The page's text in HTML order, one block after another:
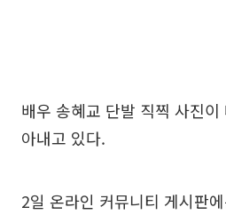
배우 송혜교 단발 직찍 사진
아내고 있다.
2일 온라인 커뮤니티 게시판